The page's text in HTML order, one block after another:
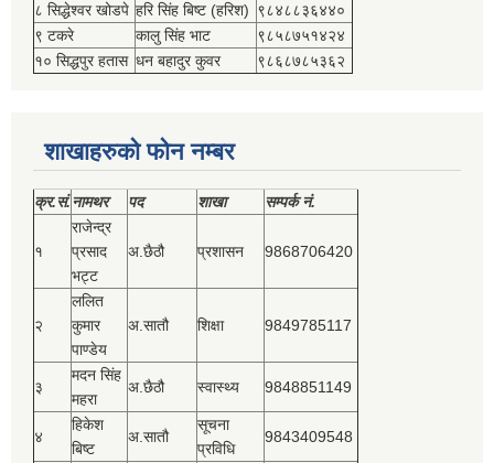
८ सिद्धेश्‍वर खोडपे हरि सिंह बिष्‍ट (हरिश) ९८४८८३६४४०
९ टकरे
कालु सिंह भाट
९८५८७५१४२४
१० सिद्धपुर हतास धन बहादुर कुवर ९८६८७८५३६२
शाखाहरुको फोन नम्बर
क्र.सं.नामथर पद शाखा सम्‍पर्क नं.
१
राजेन्द्र
प्रसाद
भट्ट
अ.छैठौ प्रशासन 9868706420
२
ललित
कुमार
पाण्डेय
अ.सातौ शिक्षा 9849785117
३
मदन सिंह
महरा
अ.छैठौ स्वास्थ्य 9848851149
४
हिकेश
बिष्‍ट
अ.सातौ
सूचना
प्रविधि
9843409548